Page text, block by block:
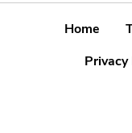
Home
Privacy